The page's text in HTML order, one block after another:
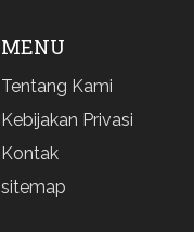
MENU
Tentang Kami
Kebijakan Privasi
Kontak
sitemap